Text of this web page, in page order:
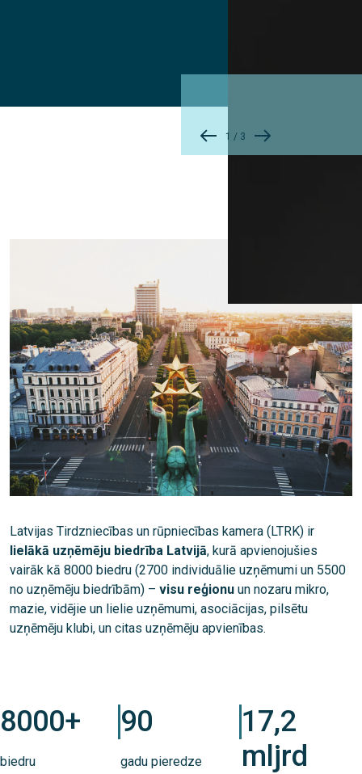
1 / 3
Latvijas Tirdzniecības un rūpniecības kamera (LTRK) ir
lielākā uzņēmēju biedrība Latvijā, kurā apvienojušies
vairāk kā 8000 biedru (2700 individuālie uzņēmumi un 5500
no uzņēmēju biedrībām) – visu reģionu un nozaru mikro,
mazie, vidējie un lielie uzņēmumi, asociācijas, pilsētu
uzņēmēju klubi, un citas uzņēmēju apvienības.
8000+
biedru
90
gadu pieredze
17,2
mljrd